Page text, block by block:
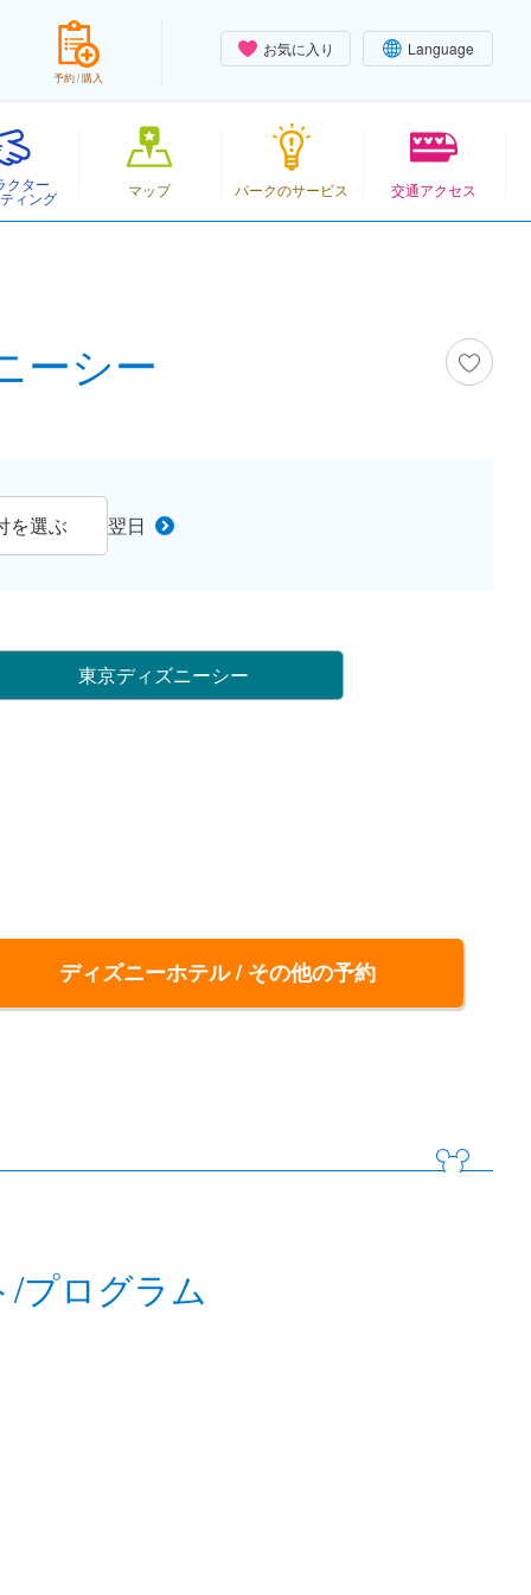
お気に入り Language
予約 / 購入
クター
ィング マップ パークのサービス 交通アクセス
ーシー
を選ぶ 翌日
東京ディズニーシー
ディズニーホテル / その他の予約
プログラム